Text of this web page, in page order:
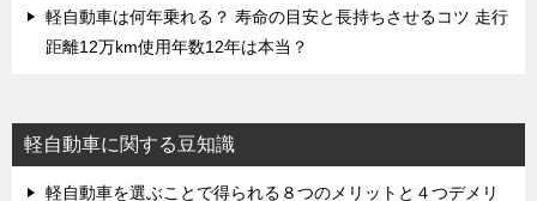
軽自動車は何年乗れる？ 寿命の目安と長持ちさせるコツ 走行
距離12万km使用年数12年は本当？
軽自動車に関する豆知識
軽自動車を選ぶことで得られる８つのメリットと４つデメリ